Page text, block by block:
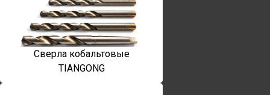
Сверла кобальтовые
TIANGONG